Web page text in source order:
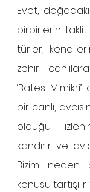
Evet,
birbirlerini taklit
türler,
zehirli
‘Bates
bir canlı,
olduğu
kandırır ve
Bizim neden
konusu